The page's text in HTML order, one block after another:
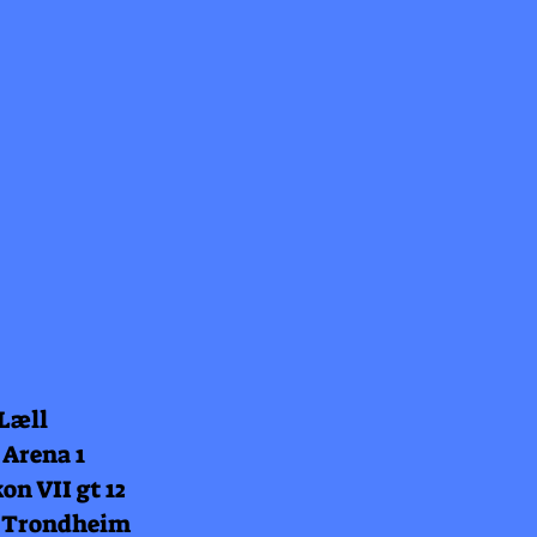
1
VII gt 12
Trondheim